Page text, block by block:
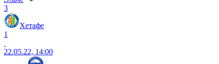
3
Хетафе
1
22.05.22, 14:00